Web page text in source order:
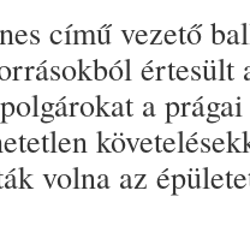
című vezető
a
volna az